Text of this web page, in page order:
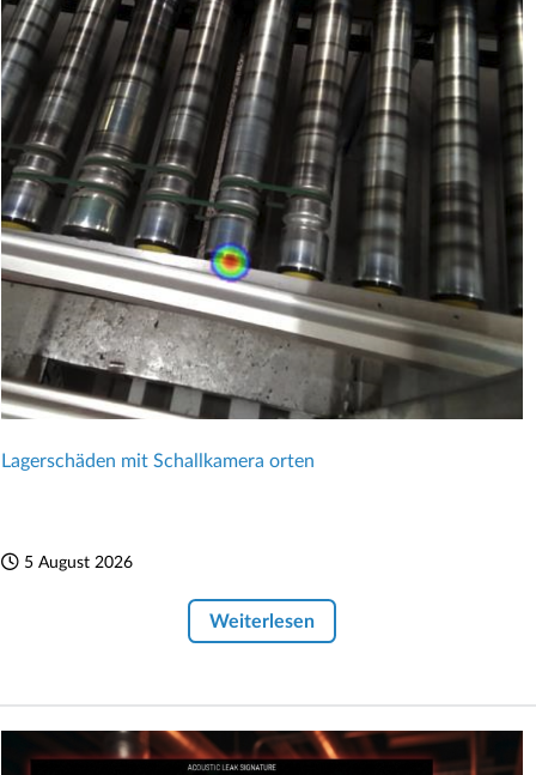
Lagerschäden mit Schallkamera orten
5 August 2026
Weiterlesen